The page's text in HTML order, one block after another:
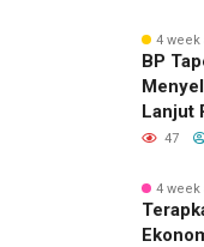
4 week
BP
Lanjut
pada
2025
47
4 week